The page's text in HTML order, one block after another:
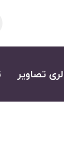
تصاویر